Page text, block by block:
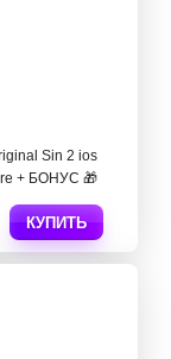
Sin 2 ios
+ БОНУС 🎁
КУПИТЬ